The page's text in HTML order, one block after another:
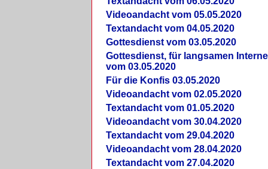
Videoandacht vom 05.05.2020
Textandacht vom 04.05.2020
Gottesdienst vom 03.05.2020
Gottesdienst, für langsamen
vom 03.05.2020
Für die Konfis 03.05.2020
Videoandacht vom 02.05.2020
Textandacht vom 01.05.2020
Videoandacht vom 30.04.2020
Textandacht vom 29.04.2020
Videoandacht vom 28.04.2020
Textandacht vom 27.04.2020